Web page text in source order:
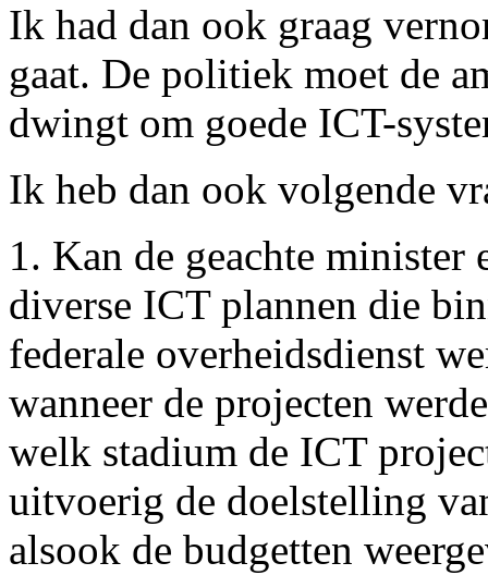
Ik had dan ook graag
gaat. De politiek moet de
dwingt om goede ICT-
Ik heb dan ook volgende
1. Kan de geachte minister
diverse ICT plannen die
federale overheidsdienst
wanneer de projecten
welk stadium de ICT
uitvoerig de doelstelling
alsook de budgetten